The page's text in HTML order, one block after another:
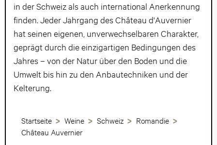
in der Schweiz als auch international Anerkennung
finden. Jeder Jahrgang des Château d'Auvernier
hat seinen eigenen, unverwechselbaren Charakter,
geprägt durch die einzigartigen Bedingungen des
Jahres – von der Natur über den Boden und die
Umwelt bis hin zu den Anbautechniken und der
Kelterung.
Startseite Weine Schweiz
Romandie
Château Auvernier